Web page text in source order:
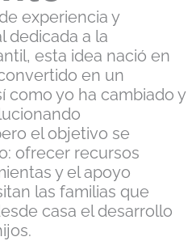
experiencia y
dedicada a la
esta idea nació en
en un
como yo ha cambiado y
el objetivo se
ofrecer recursos
y el apoyo
las familias que
casa el desarrollo